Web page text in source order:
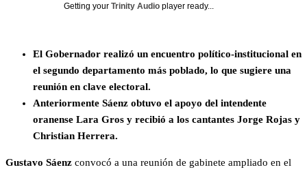
Getting your Trinity Audio player ready...
El Gobernador realizó un encuentro político-institucional en
el segundo departamento más poblado, lo que sugiere una
reunión en clave electoral.
Anteriormente Sáenz obtuvo el apoyo del intendente
oranense Lara Gros y recibió a los cantantes Jorge Rojas y
Christian Herrera.
Gustavo Sáenz convocó a una reunión de gabinete ampliado en el